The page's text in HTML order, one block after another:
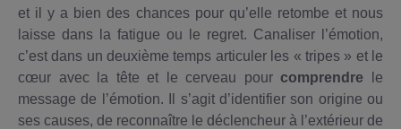
et il y a bien des chances pour qu’elle retombe et nous
laisse dans la fatigue ou le regret. Canaliser l’émotion,
c’est dans un deuxième temps articuler les « tripes » et le
cœur avec la tête et le cerveau pourcomprendre le
message de l’émotion. Il s’agit d’identifier son origine ou
ses causes, de reconnaître le déclencheur à l’extérieur de